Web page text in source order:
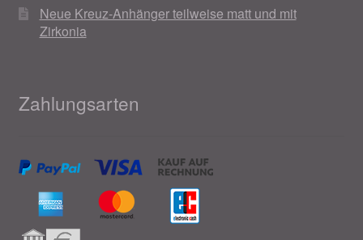
Neue Kreuz-Anhänger teilweise matt und mit
Zirkonia
Zahlungsarten